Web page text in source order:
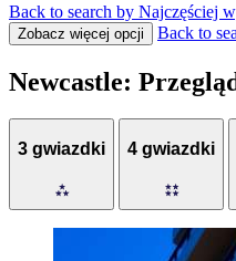
Back to search by Najczęściej
Zobacz więcej opcji Back to
Newcastle:
3 gwiazdki 4 gwiazdki